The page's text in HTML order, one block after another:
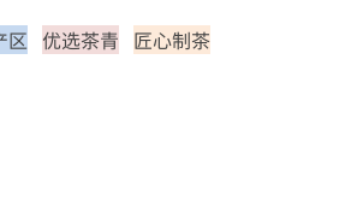
区 优选茶青 匠心制茶